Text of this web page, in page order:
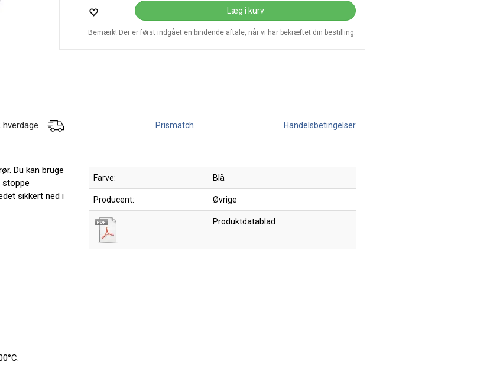
Læg i kurv
Bemærk! Der er først indgået en bindende aftale, når vi har bekræftet din bestilling.
hverdage Prismatch Handelsbetingelser
Du kan bruge
stoppe
sikkert ned i
Farve: Blå
Producent: Øvrige
Produktdatablad